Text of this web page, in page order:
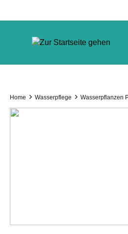
Home Wasserpflege Wasserpflanzen